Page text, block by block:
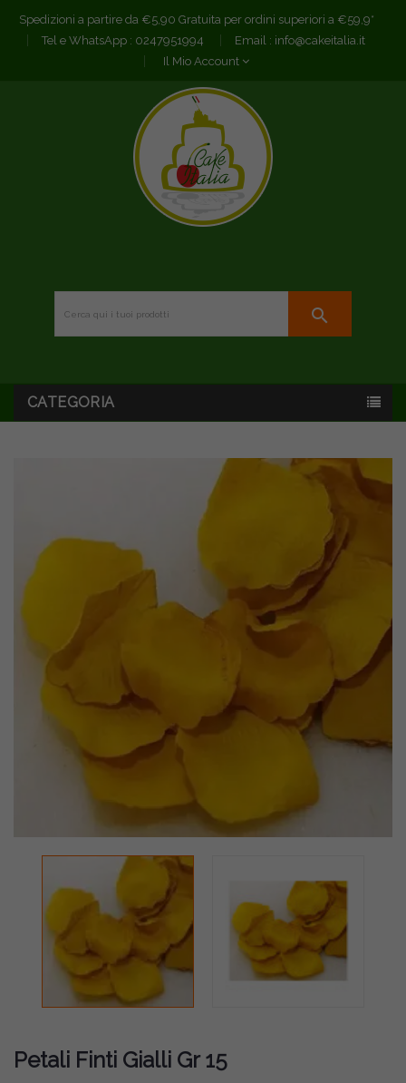
Spedizioni a partire da €5,90 Gratuita per ordini superiori a €59,9*
Tel e WhatsApp : 0247951994 Email : info@cakeitalia.it
Il Mio Account
search
CATEGORIA
Petali Finti Gialli Gr 15